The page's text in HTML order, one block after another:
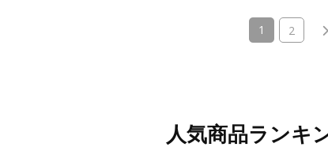
1 (current)
2
人気商品ランキ